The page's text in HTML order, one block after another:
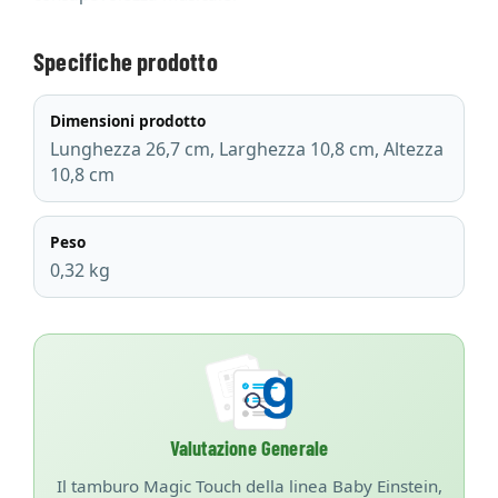
Specifiche prodotto
Dimensioni prodotto
Lunghezza 26,7 cm, Larghezza 10,8 cm, Altezza
10,8 cm
Peso
0,32 kg
Valutazione Generale
Il tamburo Magic Touch della linea Baby Einstein,